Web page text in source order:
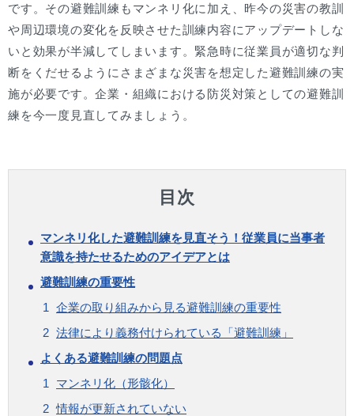
です。その避難訓練もマンネリ化に加え、昨今の災害の教訓
や周辺環境の変化を反映させた訓練内容にアップデートしな
いと効果が半減してしまいます。緊急時に従業員が適切な判
断をくだせるようにさまざまな災害を想定した避難訓練の実
施が必要です。企業・組織における防災対策としての避難訓
練を今一度見直してみましょう。
目次
マンネリ化した避難訓練を見直そう！従業員に当事者
意識を持たせるためのアイデアとは
避難訓練の重要性
企業の取り組みから見る避難訓練の重要性
法律により義務付けられている「避難訓練」
よくある避難訓練の問題点
マンネリ化（形骸化）
情報が更新されていない